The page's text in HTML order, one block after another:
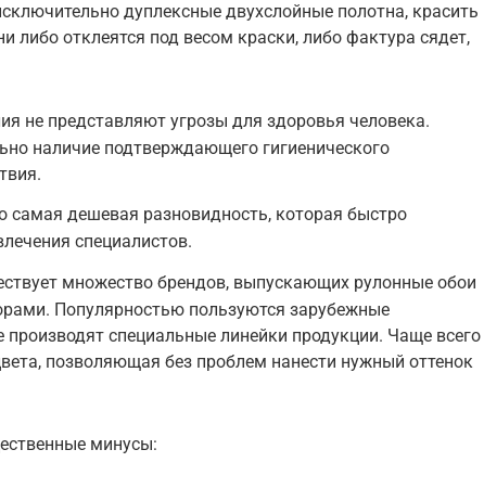
дуплексные двухслойные полотна, красить
либо отклеятся под весом краски, либо фактура сядет,
не представляют угрозы для здоровья человека.
наличие подтверждающего гигиенического
самая дешевая разновидность, которая быстро
специалистов.
множество брендов, выпускающих рулонные обои
Популярностью пользуются зарубежные
производят специальные линейки продукции. Чаще всего
позволяющая без проблем нанести нужный оттенок
минусы: